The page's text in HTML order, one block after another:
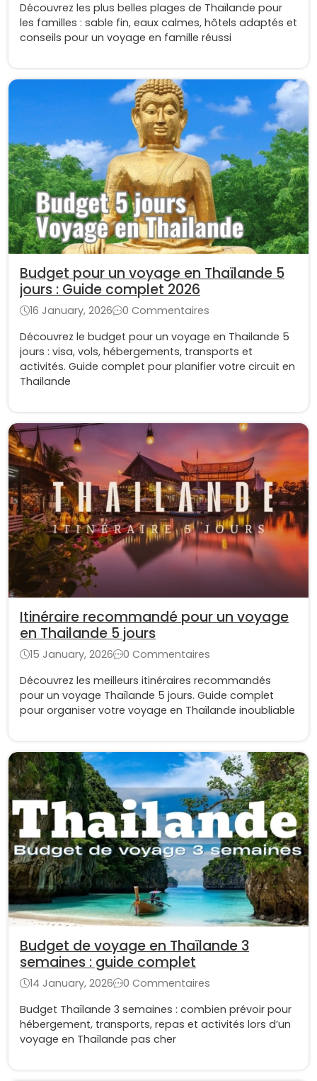
Découvrez les plus belles plages de Thaïlande pour
les familles : sable fin, eaux calmes, hôtels adaptés et
conseils pour un voyage en famille réussi
Budget pour un voyage en Thaïlande 5
jours : Guide complet 2026
16 January, 2026
0 Commentaires
Découvrez le budget pour un voyage en Thailande 5
jours : visa, vols, hébergements, transports et
activités. Guide complet pour planifier votre circuit en
Thailande
Itinéraire recommandé pour un voyage
en Thailande 5 jours
15 January, 2026
0 Commentaires
Découvrez les meilleurs itinéraires recommandés
pour un voyage Thaïlande 5 jours. Guide complet
pour organiser votre voyage en Thaïlande inoubliable
Budget de voyage en Thaïlande 3
semaines : guide complet
14 January, 2026
0 Commentaires
Budget Thaïlande 3 semaines : combien prévoir pour
hébergement, transports, repas et activités lors d’un
voyage en Thaïlande pas cher